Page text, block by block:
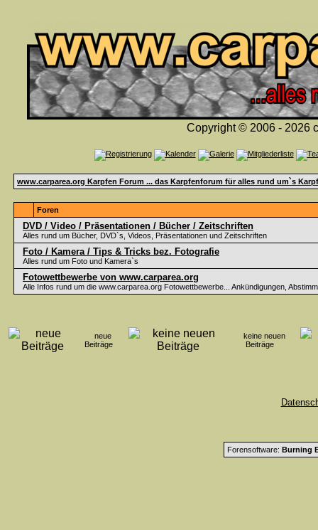
Copyright © 2006 - 2026
www.carparea.org Karpfen Forum ... das Karpfenforum für alles rund um`s
Foren
DVD / Video / Präsentationen / Bücher / Zeitschriften
Alles rund um Bücher, DVD`s, Videos, Präsentationen und Zeitschriften
Foto / Kamera / Tips & Tricks bez. Fotografie
Alles rund um Foto und Kamera`s
Fotowettbewerbe von www.carparea.org
Alle Infos rund um die www.carparea.org Fotowettbewerbe... Ankündigungen,
neue
Beiträge
keine neuen
Beiträge
Forensoftware: Burning